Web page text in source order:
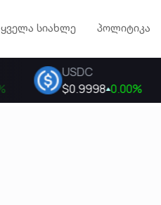
ყველა სიახლე პოლიტიკა